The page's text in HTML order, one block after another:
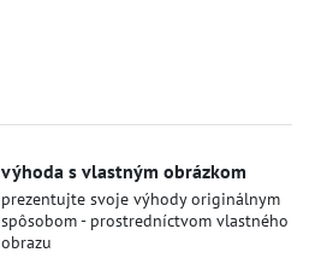
výhoda s vlastným obrázkom
prezentujte svoje výhody originálnym
spôsobom - prostredníctvom vlastného
obrazu